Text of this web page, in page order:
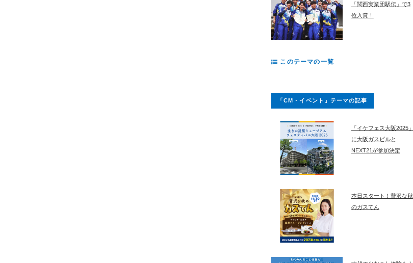
「関西実業団駅伝」で3
位入賞！
このテーマの一覧
「CM・イベント」テーマの記事
「イケフェス大阪2025」
に大阪ガスビルと
NEXT21が参加決定
本日スタート！贅沢な秋
のガスてん